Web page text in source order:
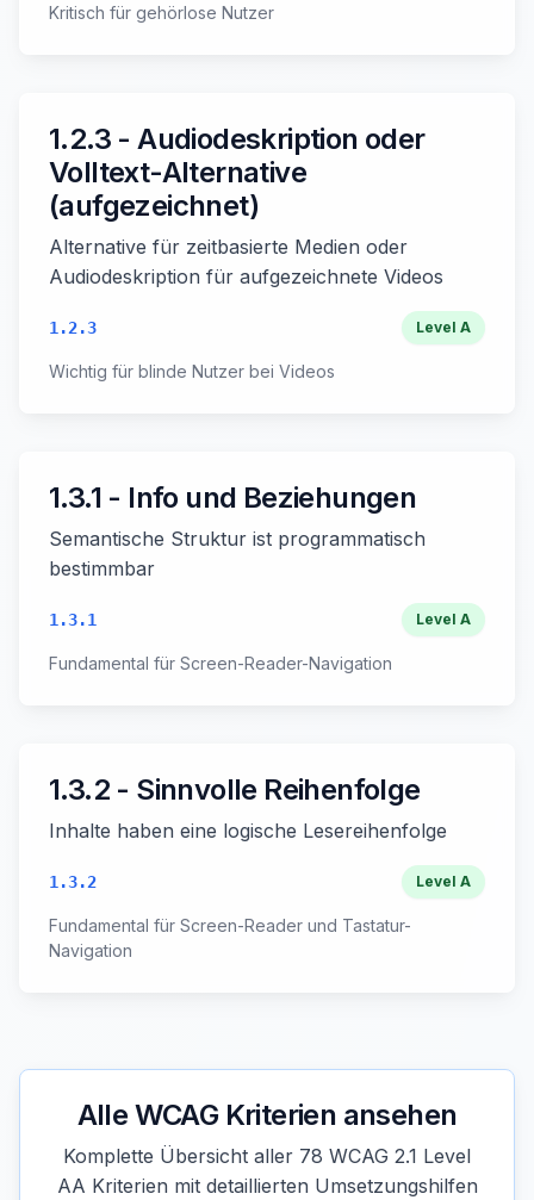
Kritisch für gehörlose Nutzer
1.2.3 - Audiodeskription oder
Volltext-Alternative
(aufgezeichnet)
Alternative für zeitbasierte Medien oder
Audiodeskription für aufgezeichnete Videos
1.2.3 Level A
Wichtig für blinde Nutzer bei Videos
1.3.1 - Info und Beziehungen
Semantische Struktur ist programmatisch
bestimmbar
1.3.1 Level A
Fundamental für Screen-Reader-Navigation
1.3.2 - Sinnvolle Reihenfolge
Inhalte haben eine logische Lesereihenfolge
1.3.2 Level A
Fundamental für Screen-Reader und Tastatur-
Navigation
Alle WCAG Kriterien ansehen
Komplette Übersicht aller 78 WCAG 2.1 Level
AA Kriterien mit detaillierten Umsetzungshilfen